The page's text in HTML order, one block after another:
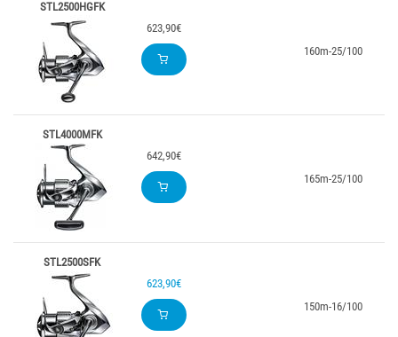
STL2500HGFK
623,90€
160m-25/100
STL4000MFK
642,90€
165m-25/100
STL2500SFK
623,90€
150m-16/100